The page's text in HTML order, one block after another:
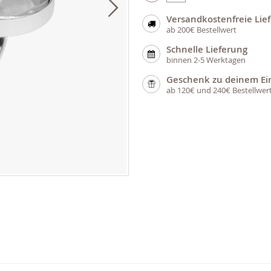
Versandkostenfreie
ab 200€ Bestellwert
Schnelle Lieferung
binnen 2-5 Werktagen
Geschenk zu deinem
ab 120€ und 240€